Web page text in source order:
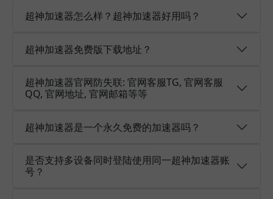
超神加速器怎么样？超神加速器好用吗？
超神加速器免费版下载地址？
超神加速器官网防失联: 官网客服TG, 官网客服
QQ, 官网地址, 官网邮箱等等
超神加速器是一个永久免费的加速器吗？
是否支持多设备同时登陆使用同一超神加速器账
号？